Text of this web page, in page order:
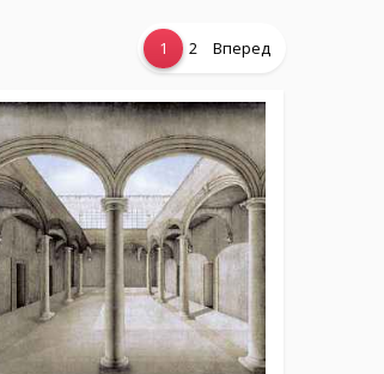
1 2 Вперед